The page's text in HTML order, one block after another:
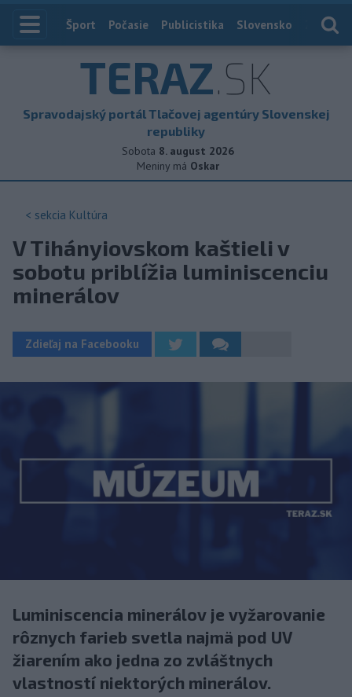
Index
Šport Počasie Publicistika Slovensko
TERAZ.SK
Spravodajský portál Tlačovej agentúry Slovenskej
republiky
Sobota 8. august 2026
Meniny má Oskar
< sekcia Kultúra
V Tihányiovskom kaštieli v
sobotu priblížia luminiscenciu
minerálov
Zdieľaj na Facebooku
Luminiscencia minerálov je vyžarovanie
rôznych farieb svetla najmä pod UV
žiarením ako jedna zo zvláštnych
vlastností niektorých minerálov.